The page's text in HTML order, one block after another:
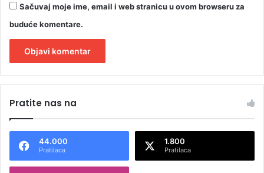
I
E
O
Sačuvaj moje ime, email i web stranicu u ovom browseru za
buduće komentare.
t
n
Pratite nas na
44.000
Pratilaca
1.800
Pratilaca